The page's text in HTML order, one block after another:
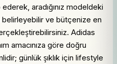
aradığınız modeldeki
belirleyebilir ve bütçenize en
Adidas
amacınıza göre doğru
günlük şıklık için lifestyle